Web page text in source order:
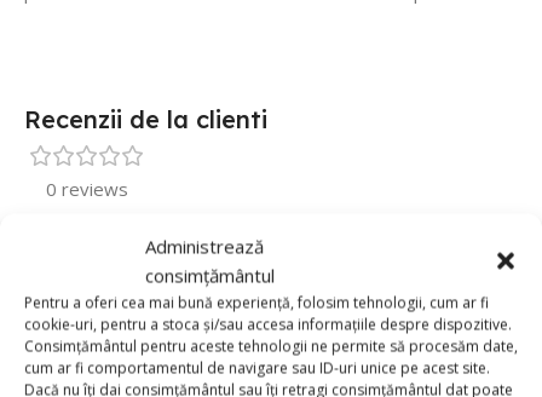
Administrează
consimțământul
Pentru a oferi cea mai bună experiență, folosim tehnologii, cum ar fi
cookie-uri, pentru a stoca și/sau accesa informațiile despre dispozitive.
Consimțământul pentru aceste tehnologii ne permite să procesăm date,
cum ar fi comportamentul de navigare sau ID-uri unice pe acest site.
Dacă nu îți dai consimțământul sau îți retragi consimțământul dat poate
Recenzii de la clienti
0 reviews
0
0
0
0
0